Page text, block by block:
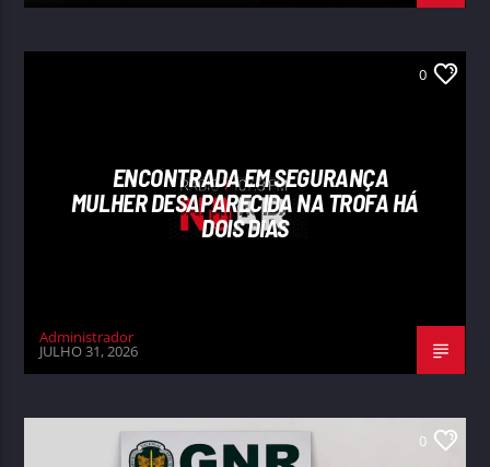
0
ENCONTRADA EM SEGURANÇA
MULHER DESAPARECIDA NA TROFA HÁ
DOIS DIAS
Administrador
JULHO 31, 2026
0